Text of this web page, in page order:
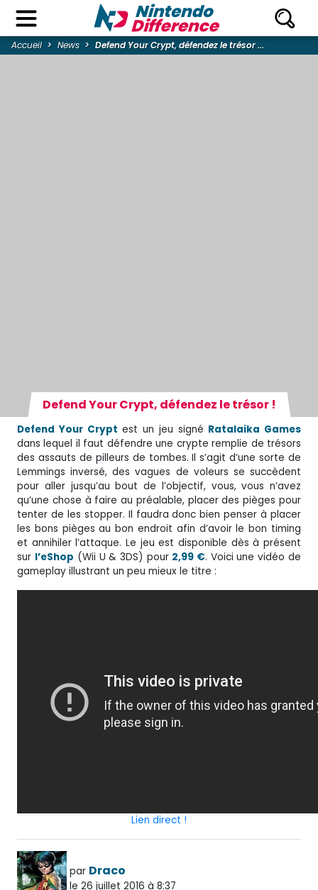
Accueil News Defend Your Crypt, défendez le trésor ...
Defend Your Crypt, défendez le trésor !
Defend Your Crypt est un jeu signé Ratalaika Games
dans lequel il faut défendre une crypte remplie de trésors
des assauts de pilleurs de tombes. Il s’agit d’une sorte de
Lemmings inversé, des vagues de voleurs se succèdent
pour aller jusqu’au bout de l’objectif, vous, vous n’avez
qu’une chose à faire au préalable, placer des pièges pour
tenter de les stopper. Il faudra donc bien penser à placer
les bons pièges au bon endroit afin d’avoir le bon timing
et annihiler l’attaque. Le jeu est disponible dès à présent
sur l’eShop (Wii U & 3DS) pour 2,99 €. Voici une vidéo de
gameplay illustrant un peu mieux le titre :
Lien direct !
par Draco
le 26 juillet 2016 à 8:37